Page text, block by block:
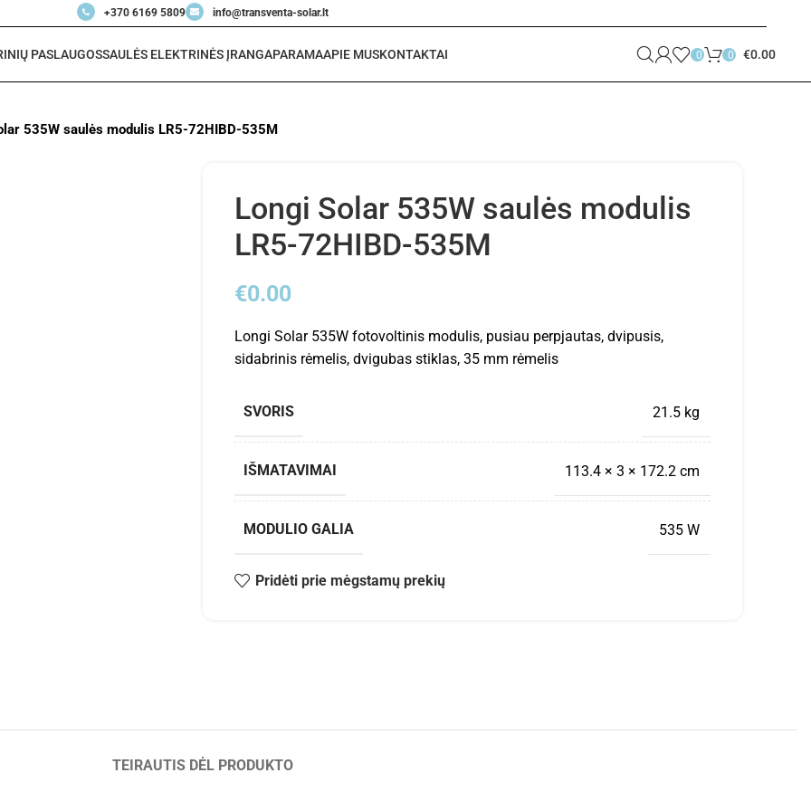
+370 6169 5809 info@transventa-solar.lt
PASLAUGOSSAULĖS ELEKTRINĖS ĮRANGAPARAMAAPIE MUSKONTAKTAI 0 0 €0.00
535W saulės modulis LR5-72HIBD-535M
Longi Solar 535W saulės modulis
LR5-72HIBD-535M
€0.00
Longi Solar 535W fotovoltinis modulis, pusiau perpjautas, dvipusis,
sidabrinis rėmelis, dvigubas stiklas, 35 mm rėmelis
SVORIS 21.5 kg
IŠMATAVIMAI 113.4 × 3 × 172.2 cm
MODULIO GALIA 535 W
Pridėti prie mėgstamų prekių
TEIRAUTIS DĖL PRODUKTO